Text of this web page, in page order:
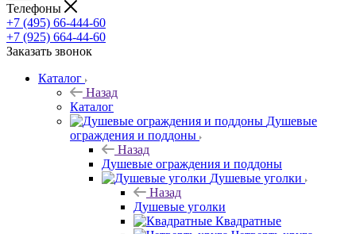
Телефоны
+7 (495) 66-444-60
+7 (925) 664-44-60
Заказать звонок
Каталог
Назад
Каталог
Душевые
ограждения и поддоны
Назад
Душевые ограждения и поддоны
Душевые уголки
Назад
Душевые уголки
Квадратные